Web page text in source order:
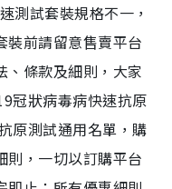
測試套裝規格不一，
裝前請留意售賣平台
、條款及細則，大家
冠狀病毒病快速抗原
原測試通用名單，購
則，一切以訂購平台